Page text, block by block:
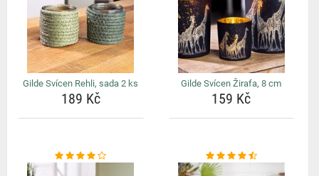
Gilde Svícen Rehli, sada 2 ks
189 Kč
Gilde Svícen Žirafa, 8 cm
159 Kč